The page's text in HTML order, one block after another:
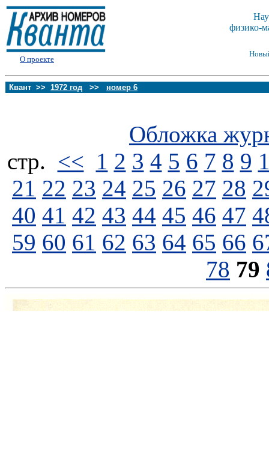
О проекте
физико-
Квант >> 1972 год >> номер 6
Обложка
стp. << 1 2 3 4 5 6 7 8 9
21 22 23 24 25 26 27 28
40 41 42 43 44 45 46 47
59 60 61 62 63 64 65 66
78 79